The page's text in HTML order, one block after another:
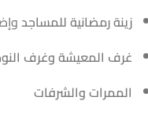
زينة رمضانية للمساجد
غرف المعيشة وغرف
الممرات والشرفات